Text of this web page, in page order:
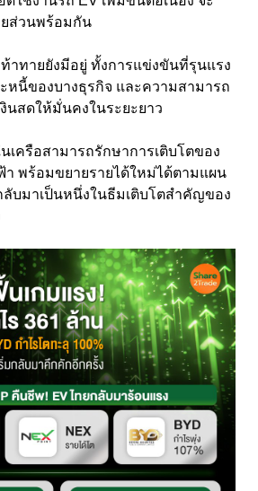
ส่วนพร้อมกัน
าทายยังมีอยู่ ทั้งการแข่งขันที่รุนแรง
หนี้ของบางธุรกิจ และความสามารถ
นสดให้มั่นคงในระยะยาว
เครือสามารถรักษาการเติบโตของ
า พร้อมขยายรายได้ใหม่ได้ตามแผน
บมาเป็นหนึ่งในธีมเติบโตสำคัญของ